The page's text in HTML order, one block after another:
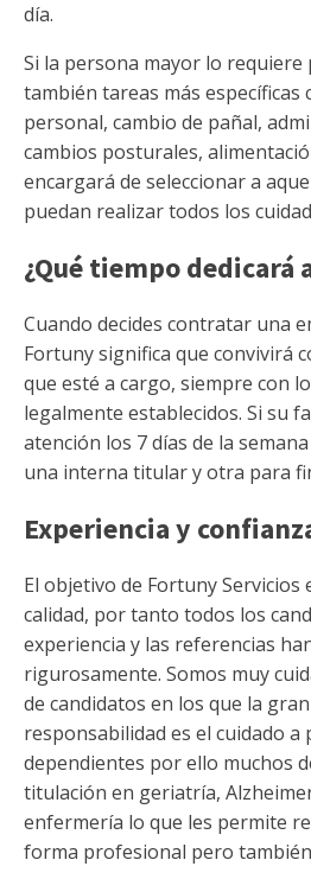
día.
Si la persona mayor lo requiere
también tareas más específicas
personal, cambio de pañal,
cambios posturales,
encargará de seleccionar a
puedan realizar todos los
¿Qué tiempo dedicará
Cuando decides contratar una
Fortuny significa que convivirá
que esté a cargo, siempre con
legalmente establecidos. Si su
atención los 7 días de la
una interna titular y otra para
Experiencia y
El objetivo de Fortuny Servicios
calidad, por tanto todos los
experiencia y las referencias
rigurosamente. Somos muy
de candidatos en los que la
responsabilidad es el cuidado a
dependientes por ello muchos
titulación en geriatría,
enfermería lo que les permite
forma profesional pero